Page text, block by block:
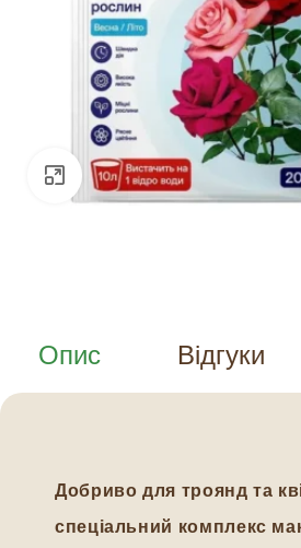
Натисніть, щоб збільшити
Опис Відгуки
Добриво для троянд та
спеціальний комплекс